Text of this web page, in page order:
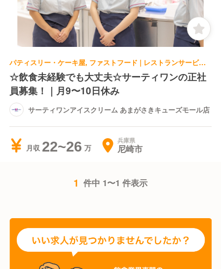
パティスリー・ケーキ屋, ファストフード | レストランサービス・ホールスタッフ | サーティワンアイスクリーム あまがさきキューズモール店
☆飲食未経験でも大丈夫☆サーティワンの正社
員募集！｜月9〜10日休み
サーティワンアイスクリーム あまがさきキューズモール店
月収 22~26 兵庫県
尼崎市
1 件中 1〜1 件表示